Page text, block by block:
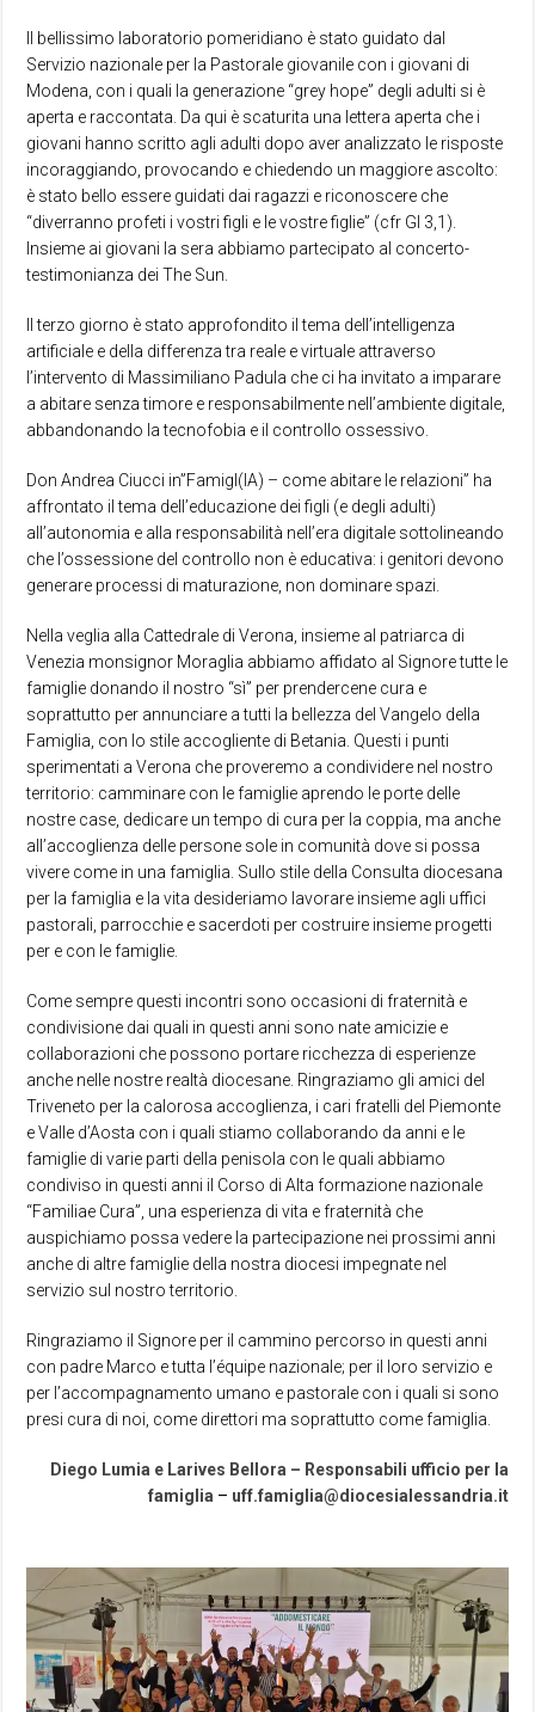
Il bellissimo laboratorio pomeridiano è stato guidato dal
Servizio nazionale per la Pastorale giovanile con i giovani di
Modena, con i quali la generazione “grey hope” degli adulti si è
aperta e raccontata. Da qui è scaturita una lettera aperta che i
giovani hanno scritto agli adulti dopo aver analizzato le risposte
incoraggiando, provocando e chiedendo un maggiore ascolto:
è stato bello essere guidati dai ragazzi e riconoscere che
“diverranno profeti i vostri figli e le vostre figlie” (cfr Gl 3,1).
Insieme ai giovani la sera abbiamo partecipato al concerto-
testimonianza dei The Sun.
Il terzo giorno è stato approfondito il tema dell’intelligenza
artificiale e della differenza tra reale e virtuale attraverso
l’intervento di Massimiliano Padula che ci ha invitato a imparare
a abitare senza timore e responsabilmente nell’ambiente digitale,
abbandonando la tecnofobia e il controllo ossessivo.
Don Andrea Ciucci in”Famigl(IA) – come abitare le relazioni” ha
affrontato il tema dell’educazione dei figli (e degli adulti)
all’autonomia e alla responsabilità nell’era digitale sottolineando
che l’ossessione del controllo non è educativa: i genitori devono
generare processi di maturazione, non dominare spazi.
Nella veglia alla Cattedrale di Verona, insieme al patriarca di
Venezia monsignor Moraglia abbiamo affidato al Signore tutte le
famiglie donando il nostro “sì” per prendercene cura e
soprattutto per annunciare a tutti la bellezza del Vangelo della
Famiglia, con lo stile accogliente di Betania. Questi i punti
sperimentati a Verona che proveremo a condividere nel nostro
territorio: camminare con le famiglie aprendo le porte delle
nostre case, dedicare un tempo di cura per la coppia, ma anche
all’accoglienza delle persone sole in comunità dove si possa
vivere come in una famiglia. Sullo stile della Consulta diocesana
per la famiglia e la vita desideriamo lavorare insieme agli uffici
pastorali, parrocchie e sacerdoti per costruire insieme progetti
per e con le famiglie.
Come sempre questi incontri sono occasioni di fraternità e
condivisione dai quali in questi anni sono nate amicizie e
collaborazioni che possono portare ricchezza di esperienze
anche nelle nostre realtà diocesane. Ringraziamo gli amici del
Triveneto per la calorosa accoglienza, i cari fratelli del Piemonte
e Valle d’Aosta con i quali stiamo collaborando da anni e le
famiglie di varie parti della penisola con le quali abbiamo
condiviso in questi anni il Corso di Alta formazione nazionale
“Familiae Cura”, una esperienza di vita e fraternità che
auspichiamo possa vedere la partecipazione nei prossimi anni
anche di altre famiglie della nostra diocesi impegnate nel
servizio sul nostro territorio.
Ringraziamo il Signore per il cammino percorso in questi anni
con padre Marco e tutta l’équipe nazionale; per il loro servizio e
per l’accompagnamento umano e pastorale con i quali si sono
presi cura di noi, come direttori ma soprattutto come famiglia.
Diego Lumia e Larives Bellora – Responsabili ufficio per la
famiglia – uff.famiglia@diocesialessandria.it